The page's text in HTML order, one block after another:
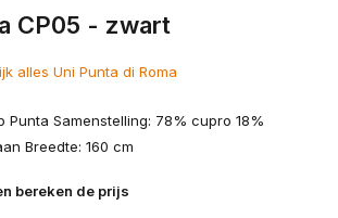
CP05 - zwart
alles Uni Punta di Roma
Punta Samenstelling: 78% cupro 18%
Breedte: 160 cm
bereken de prijs